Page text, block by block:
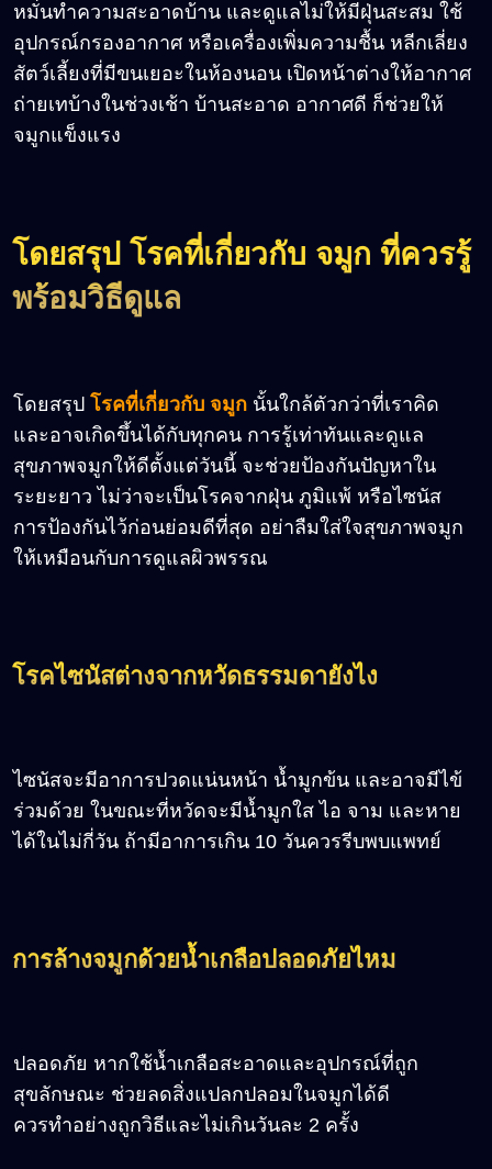
หมั่นทำความสะอาดบ้าน และดูแลไม่ให้มีฝุ่นสะสม ใช้
อุปกรณ์กรองอากาศ หรือเครื่องเพิ่มความชื้น หลีกเลี่ยง
สัตว์เลี้ยงที่มีขนเยอะในห้องนอน เปิดหน้าต่างให้อากาศ
ถ่ายเทบ้างในช่วงเช้า บ้านสะอาด อากาศดี ก็ช่วยให้
จมูกแข็งแรง
โดยสรุป โรคที่เกี่ยวกับ จมูก ที่ควรรู้
พร้อมวิธีดูแล
โดยสรุป โรคที่เกี่ยวกับ จมูก นั้นใกล้ตัวกว่าที่เราคิด
และอาจเกิดขึ้นได้กับทุกคน การรู้เท่าทันและดูแล
สุขภาพจมูกให้ดีตั้งแต่วันนี้ จะช่วยป้องกันปัญหาใน
ระยะยาว ไม่ว่าจะเป็นโรคจากฝุ่น ภูมิแพ้ หรือไซนัส
การป้องกันไว้ก่อนย่อมดีที่สุด อย่าลืมใส่ใจสุขภาพจมูก
ให้เหมือนกับการดูแลผิวพรรณ
โรคไซนัสต่างจากหวัดธรรมดายังไง
ไซนัสจะมีอาการปวดแน่นหน้า น้ำมูกข้น และอาจมีไข้
ร่วมด้วย ในขณะที่หวัดจะมีน้ำมูกใส ไอ จาม และหาย
ได้ในไม่กี่วัน ถ้ามีอาการเกิน 10 วันควรรีบพบแพทย์
การล้างจมูกด้วยน้ำเกลือปลอดภัยไหม
ปลอดภัย หากใช้น้ำเกลือสะอาดและอุปกรณ์ที่ถูก
สุขลักษณะ ช่วยลดสิ่งแปลกปลอมในจมูกได้ดี
ควรทำอย่างถูกวิธีและไม่เกินวันละ 2 ครั้ง